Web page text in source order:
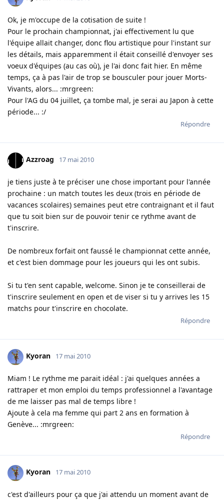
Ok, je m'occupe de la cotisation de suite !
Pour le prochain championnat, j'ai effectivement lu que
l'équipe allait changer, donc flou artistique pour l'instant sur
les détails, mais apparemment il était conseillé d'envoyer ses
voeux d'équipes (au cas où), je l'ai donc fait hier. En même
temps, ça à pas l'air de trop se bousculer pour jouer Morts-
Vivants, alors... :mrgreen:
Pour l'AG du 04 juillet, ça tombe mal, je serai au Japon à cette
période... :/
Répondre
Azzroag 17 mai 2010
je tiens juste à te préciser une chose important pour l'année
prochaine : un match toutes les deux (trois en période de
vacances scolaires) semaines peut etre contraignant et il faut
que tu soit bien sur de pouvoir tenir ce rythme avant de
t'inscrire.
De nombreux forfait ont faussé le championnat cette année,
et c'est bien dommage pour les joueurs qui les ont subis.
Si tu t'en sent capable, welcome. Sinon je te conseillerai de
t'inscrire seulement en open et de viser si tu y arrives les 15
matchs pour t'inscrire en chocolate.
Répondre
Kyoran 17 mai 2010
Miam ! Le rythme me parait idéal : j'ai quelques années a
rattraper et mon emploi du temps professionnel a l'avantage
de me laisser pas mal de temps libre !
Ajoute à cela ma femme qui part 2 ans en formation à
Genève... :mrgreen:
Répondre
Kyoran 17 mai 2010
c'est d'ailleurs pour ça que j'ai attendu un moment avant de